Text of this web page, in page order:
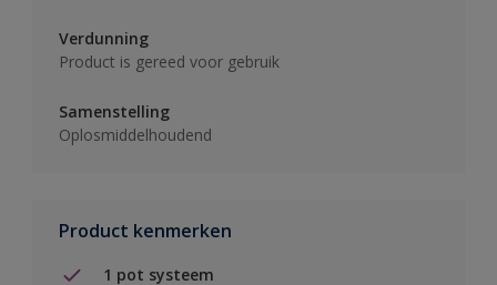
Verdunning
Product is gereed voor gebruik
Samenstelling
Oplosmiddelhoudend
Product kenmerken
1 pot systeem